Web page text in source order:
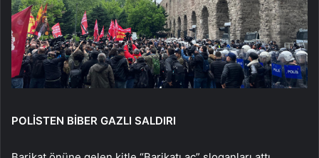
POLİSTEN BİBER GAZLI SALDIRI